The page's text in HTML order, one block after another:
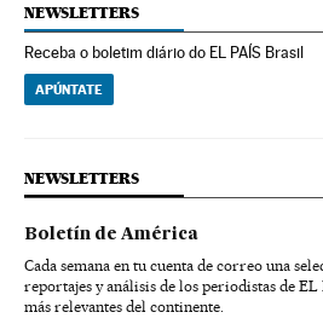
NEWSLETTERS
Receba o boletim diário do EL PAÍS Brasil
APÚNTATE
NEWSLETTERS
Boletín de América
Cada semana en tu cuenta de correo una
reportajes y análisis de los periodistas de
más relevantes del continente.